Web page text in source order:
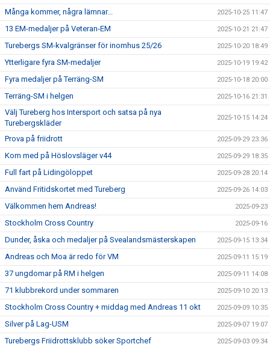
Många kommer, några lämnar... 2025-10-25 11:47
13 EM-medaljer på Veteran-EM 2025-10-21 21:47
Turebergs SM-kvalgränser för inomhus 25/26 2025-10-20 18:49
Ytterligare fyra SM-medaljer 2025-10-19 19:42
Fyra medaljer på Terräng-SM 2025-10-18 20:00
Terräng-SM i helgen 2025-10-16 21:31
Välj Tureberg hos Intersport och satsa på nya
Turebergskläder
2025-10-15 14:24
Prova på friidrott 2025-09-29 23:36
Kom med på Höslovsläger v44 2025-09-29 18:35
Full fart på Lidingöloppet 2025-09-28 20:14
Använd Fritidskortet med Tureberg 2025-09-26 14:03
Välkommen hem Andreas! 2025-09-23
Stockholm Cross Country 2025-09-16
Dunder, åska och medaljer på Svealandsmästerskapen 2025-09-15 13:34
Andreas och Moa är redo för VM 2025-09-11 15:19
37 ungdomar på RM i helgen 2025-09-11 14:08
71 klubbrekord under sommaren 2025-09-10 20:13
Stockholm Cross Country + middag med Andreas 11 okt 2025-09-09 10:35
Silver på Lag-USM 2025-09-07 19:07
Turebergs Friidrottsklubb söker Sportchef 2025-09-03 09:34